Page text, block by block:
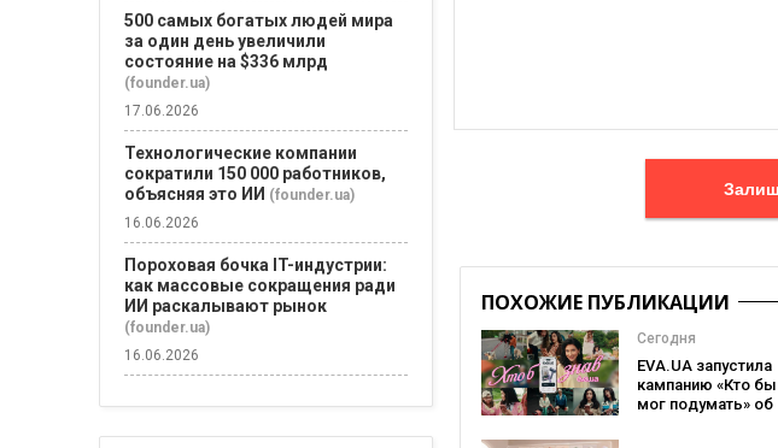
ПОХОЖИЕ ПУБЛИКАЦИИ
Сегодня
EVA.UA запустила
кампанию «Кто бы
мог подумать» об
500 самых богатых людей мира
за один день увеличили
состояние на $336 млрд
(founder.ua)
17.06.2026
Технологические компании
сократили 150 000 работников,
объясняя это ИИ (founder.ua)
16.06.2026
Пороховая бочка IT-индустрии:
как массовые сокращения ради
ИИ раскалывают рынок
(founder.ua)
16.06.2026